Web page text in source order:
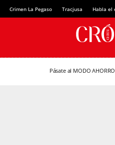
Crimen La Pegaso Tracjusa Habla el
Pásate al MODO AHORRO